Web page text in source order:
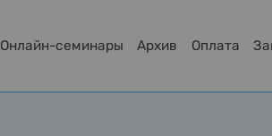
Онлайн-семинары Архив Оплата